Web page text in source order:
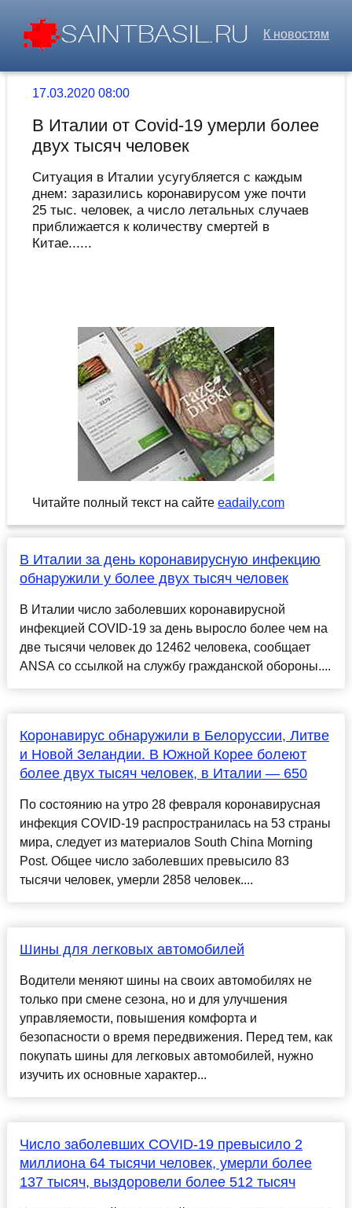
К новостям
17.03.2020 08:00
В Италии от Covid-19 умерли более
двух тысяч человек
Ситуация в Италии усугубляется с каждым
днем: заразились коронавирусом уже почти
25 тыс. человек, а число летальных случаев
приближается к количеству смертей в
Китае......
Читайте полный текст на сайте eadaily.com
В Италии за день коронавирусную инфекцию
обнаружили у более двух тысяч человек
В Италии число заболевших коронавирусной
инфекцией COVID-19 за день выросло более чем на
две тысячи человек до 12462 человека, сообщает
ANSA со ссылкой на службу гражданской обороны....
Коронавирус обнаружили в Белоруссии, Литве
и Новой Зеландии. В Южной Корее болеют
более двух тысяч человек, в Италии — 650
По состоянию на утро 28 февраля коронавирусная
инфекция COVID-19 распространилась на 53 страны
мира, следует из материалов South China Morning
Post. Общее число заболевших превысило 83
тысячи человек, умерли 2858 человек....
Шины для легковых автомобилей
Водители меняют шины на своих автомобилях не
только при смене сезона, но и для улучшения
управляемости, повышения комфорта и
безопасности о время передвижения. Перед тем, как
покупать шины для легковых автомобилей, нужно
изучить их основные характер...
Число заболевших COVID-19 превысило 2
миллиона 64 тысячи человек, умерли более
137 тысяч, выздоровели более 512 тысяч